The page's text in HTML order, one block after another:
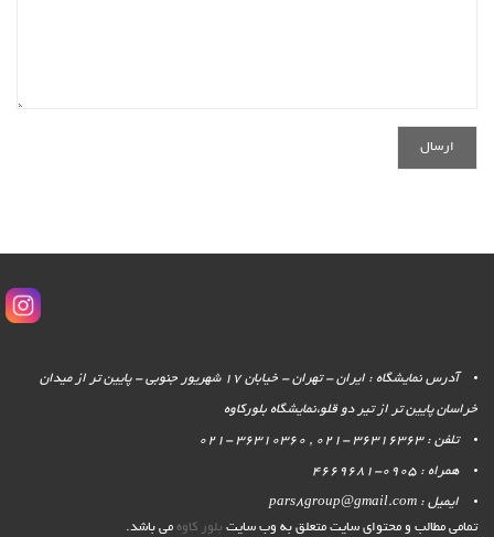
آدرس نمایشگاه : ایران - تهران - خیابان 17 شهریور جنوبی - پایین تر از میدان
خراسان پایین تر از تیر دو قلو،نمایشگاه بلورکاوه
تلفن : 36316363 -021 , 36310360 -021
همراه : 0905-4669681
ایمیل : pars8group@gmail.com
تمامی مطالب و محتوای سایت متعلق به وب سایت بلور کاوه می باشد.